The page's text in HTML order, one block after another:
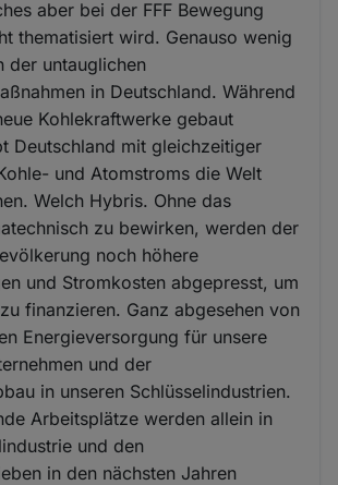
aber bei der FFF Bewegung
thematisiert wird. Genauso wenig
der untauglichen
in Deutschland. Während
Kohlekraftwerke gebaut
Deutschland mit gleichzeitiger
und Atomstroms die Welt
Welch Hybris. Ohne das
zu bewirken, werden der
noch höhere
und Stromkosten abgepresst, um
finanzieren. Ganz abgesehen von
Energieversorgung für unsere
und der
in unseren Schlüsselindustrien.
Arbeitsplätze werden allein in
und den
in den nächsten Jahren